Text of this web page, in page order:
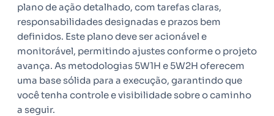
plano de ação detalhado, com tarefas claras,
responsabilidades designadas e prazos bem
definidos. Este plano deve ser acionável e
monitorável, permitindo ajustes conforme o projeto
avança. As metodologias 5W1H e 5W2H oferecem
uma base sólida para a execução, garantindo que
você tenha controle e visibilidade sobre o caminho
a seguir.